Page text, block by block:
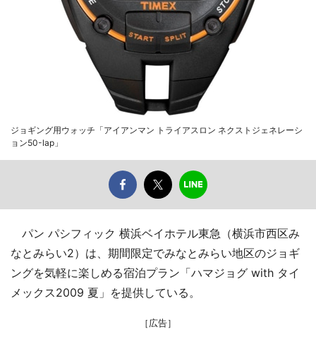
ジョギング用ウォッチ「アイアンマン トライアスロン ネクストジェネレーシ
ョン50-lap」
パン パシフィック 横浜ベイホテル東急（横浜市西区み
なとみらい2）は、期間限定でみなとみらい地区のジョギ
ングを気軽に楽しめる宿泊プラン「ハマジョグ with タイ
メックス2009 夏」を提供している。
［広告］